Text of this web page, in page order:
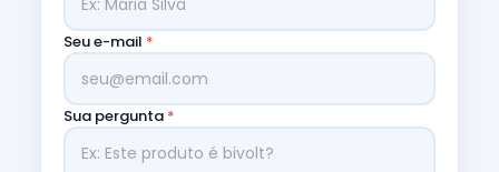
Seu e-mail *
Sua pergunta *